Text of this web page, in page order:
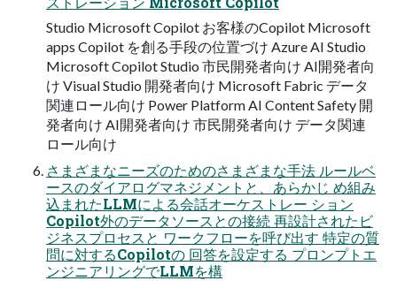
Studio Microsoft Copilot お客様のCopilot Microsoft
apps Copilot を創る手段の位置づけ Azure AI Studio
Microsoft Copilot Studio 市民開発者向け AI開発者向
け Visual Studio 開発者向け Microsoft Fabric データ
関連ロール向け Power Platform AI Content Safety 開
発者向け AI開発者向け 市民開発者向け データ関連
ロール向け
さまざまなニーズのためのさまざまな手法 ルールベ
ースのダイアログマネジメントと、あらかじ め組み
込まれたLLMによる会話オーケストレー ション
Copilot外のデータソースとの接続 再設計されたビ
ジネスプロセスと ワークフローを呼び出す 特定の質
問に対するCopilotの 回答を設定する プロンプトエ
ンジニアリングでLLMを構